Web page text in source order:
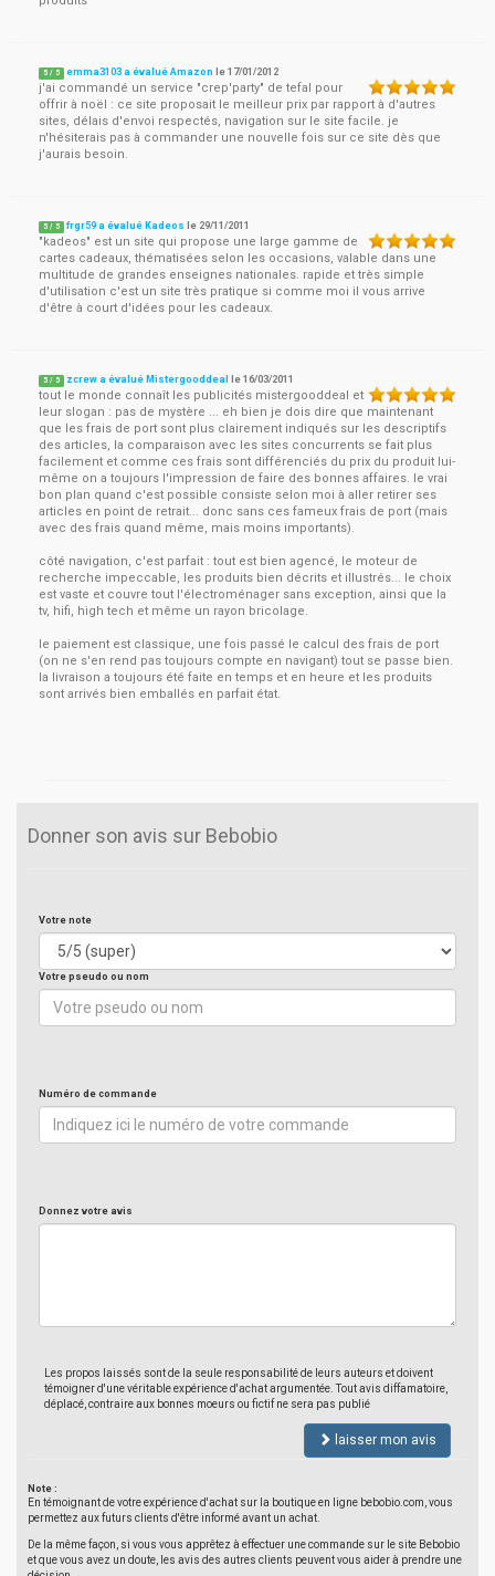
5 / 5 emma3103 a évalué Amazon le17/01/2012
j'ai commandé un service "crep'party" de tefal pour
offrir à noël : ce site proposait le meilleur prix par rapport à d'autres
sites, délais d'envoi respectés, navigation sur le site facile. je
n'hésiterais pas à commander une nouvelle fois sur ce site dès que
j'aurais besoin.
5 / 5 frgr59 a évalué Kadeos le 29/11/2011
"kadeos" est un site qui propose une large gamme de
cartes cadeaux, thématisées selon les occasions, valable dans une
multitude de grandes enseignes nationales. rapide et très simple
d'utilisation c'est un site très pratique si comme moi il vous arrive
d'être à court d'idées pour les cadeaux.
5 / 5 zcrew a évalué Mistergooddeal le16/03/2011
tout le monde connaît les publicités mistergooddeal et
leur slogan : pas de mystère ... eh bien je dois dire que maintenant
que les frais de port sont plus clairement indiqués sur les descriptifs
des articles, la comparaison avec les sites concurrents se fait plus
facilement et comme ces frais sont différenciés du prix du produit lui-
même on a toujours l'impression de faire des bonnes affaires. le vrai
bon plan quand c'est possible consiste selon moi à aller retirer ses
articles en point de retrait... donc sans ces fameux frais de port (mais
avec des frais quand même, mais moins importants).
côté navigation, c'est parfait : tout est bien agencé, le moteur de
recherche impeccable, les produits bien décrits et illustrés... le choix
est vaste et couvre tout l'électroménager sans exception, ainsi que la
tv, hifi, high tech et même un rayon bricolage.
le paiement est classique, une fois passé le calcul des frais de port
(on ne s'en rend pas toujours compte en navigant) tout se passe bien.
la livraison a toujours été faite en temps et en heure et les produits
sont arrivés bien emballés en parfait état.
Donner son avis sur Bebobio
Votre note
Votre pseudo ou nom
Numéro de commande
Donnez votre avis
Les propos laissés sont de la seule responsabilité de leurs auteurs et doivent
témoigner d'une véritable expérience d'achat argumentée. Tout avis diffamatoire,
déplacé, contraire aux bonnes moeurs ou fictif ne sera pas publié
laisser mon avis
Note :
En témoignant de votre expérience d'achat sur la boutique en ligne bebobio.com, vous
permettez aux futurs clients d'être informé avant un achat.
De la même façon, si vous vous apprêtez à effectuer une commande sur le site Bebobio
et que vous avez un doute, les avis des autres clients peuvent vous aider à prendre une